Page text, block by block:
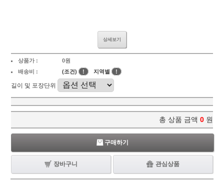
상세보기
상품가 :
0원
배송비 :
(조건) ! 지역별 !
길이 및 포장단위
총 상품 금액 0 원
구매하기
장바구니 관심상품